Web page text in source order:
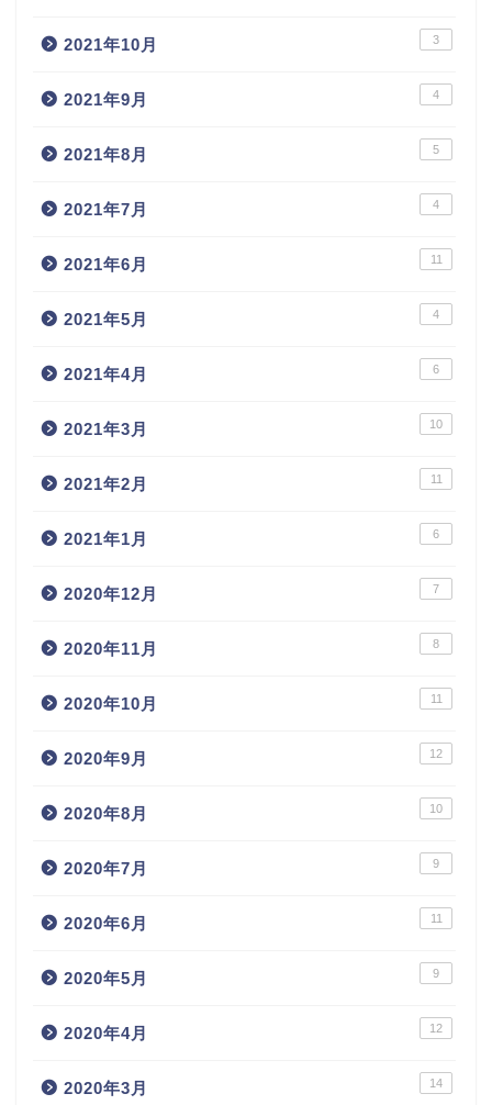
2021年10月 3
2021年9月 4
2021年8月 5
2021年7月 4
2021年6月 11
2021年5月 4
2021年4月 6
2021年3月 10
2021年2月 11
2021年1月 6
2020年12月 7
2020年11月 8
2020年10月 11
2020年9月 12
2020年8月 10
2020年7月 9
2020年6月 11
2020年5月 9
2020年4月 12
2020年3月 14